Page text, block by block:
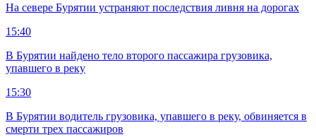
На севере Бурятии устраняют последствия ливня на дорогах
15:40
В Бурятии найдено тело второго пассажира грузовика,
упавшего в реку
15:30
В Бурятии водитель грузовика, упавшего в реку, обвиняется в
смерти трех пассажиров